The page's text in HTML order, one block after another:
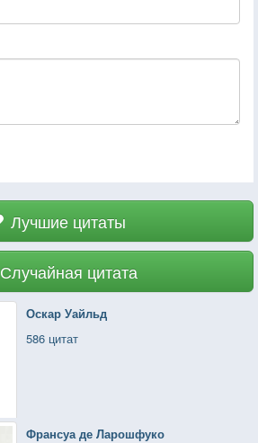
Лучшие цитаты
Случайная цитата
Оскар Уайльд
586 цитат
Франсуа де Ларошфуко